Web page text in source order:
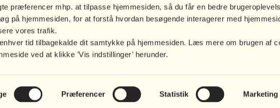
præferencer mhp. at tilpasse hjemmesiden, så du får en bedre
på hjemmesiden, for at forstå hvordan besøgende interagerer med
vores trafik.
tid tilbagekalde dit samtykke på hjemmesiden. Læs mere om brugen af
ved at klikke ’Vis indstillinger’ herunder.
Præferencer Statistik Marketing